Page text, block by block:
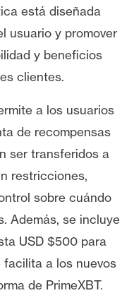
está diseñada
usuario y promover
y beneficios
clientes.
a los usuarios
de recompensas
ser transferidos a
restricciones,
sobre cuándo
Además, se incluye
USD $500 para
facilita a los nuevos
de PrimeXBT.